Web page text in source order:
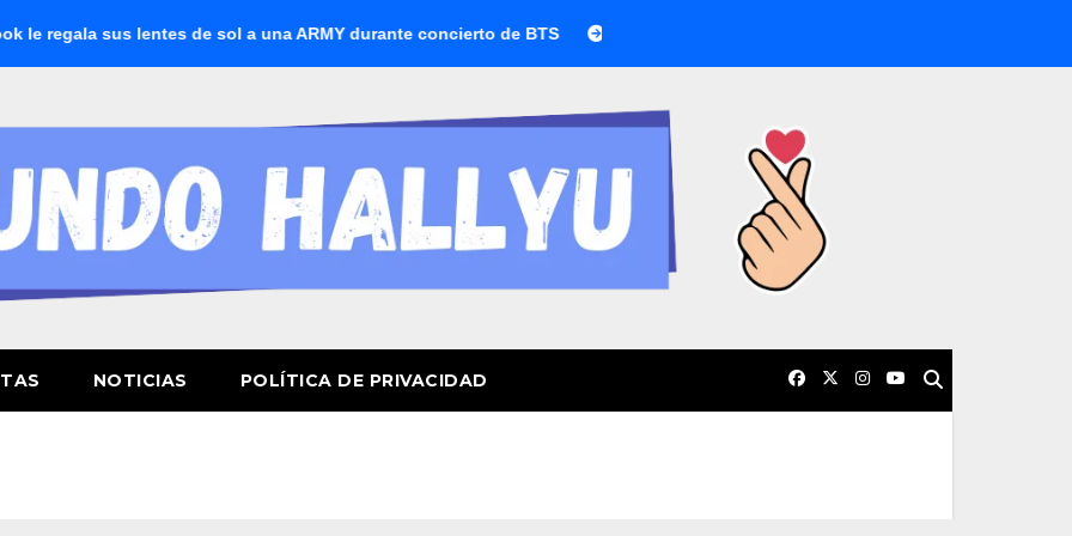
sus lentes de sol a una ARMY durante concierto de BTS BTS boicotea los Grammy por nueva categoría asiática
NOTICIAS POLÍTICA DE PRIVACIDAD